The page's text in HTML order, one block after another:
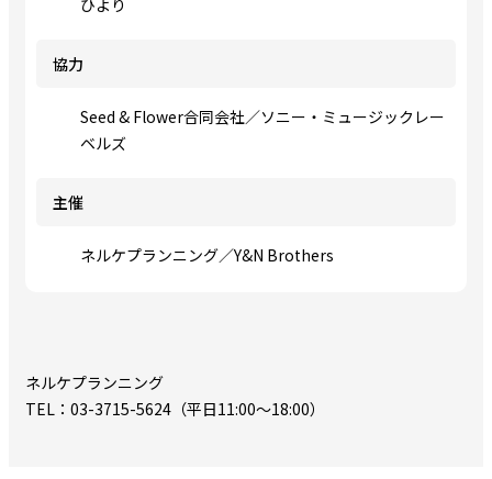
ひより
協力
Seed & Flower合同会社／ソニー・ミュージックレー
ベルズ
主催
ネルケプランニング／Y&N Brothers
ネルケプランニング
TEL：03-3715-5624（平日11:00～18:00）